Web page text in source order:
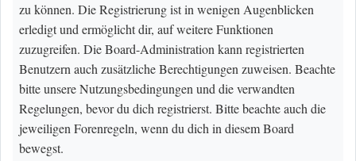
zu können. Die Registrierung ist in wenigen Augenblicken
erledigt und ermöglicht dir, auf weitere Funktionen
zuzugreifen. Die Board-Administration kann registrierten
Benutzern auch zusätzliche Berechtigungen zuweisen. Beachte
bitte unsere Nutzungsbedingungen und die verwandten
Regelungen, bevor du dich registrierst. Bitte beachte auch die
jeweiligen Forenregeln, wenn du dich in diesem Board
bewegst.